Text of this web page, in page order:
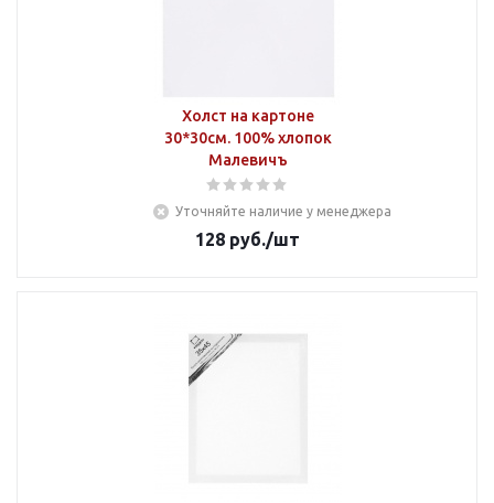
Холст на картоне
30*30см. 100% хлопок
Малевичъ
Уточняйте наличие у менеджера
128 руб./шт